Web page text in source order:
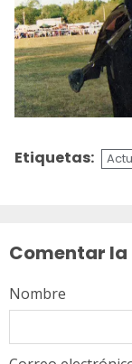
Etiquetas:
Comentar
Nombre